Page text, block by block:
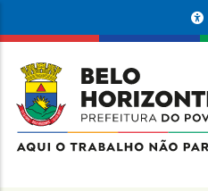
conteúdo
principal
da
Prefeitura
de